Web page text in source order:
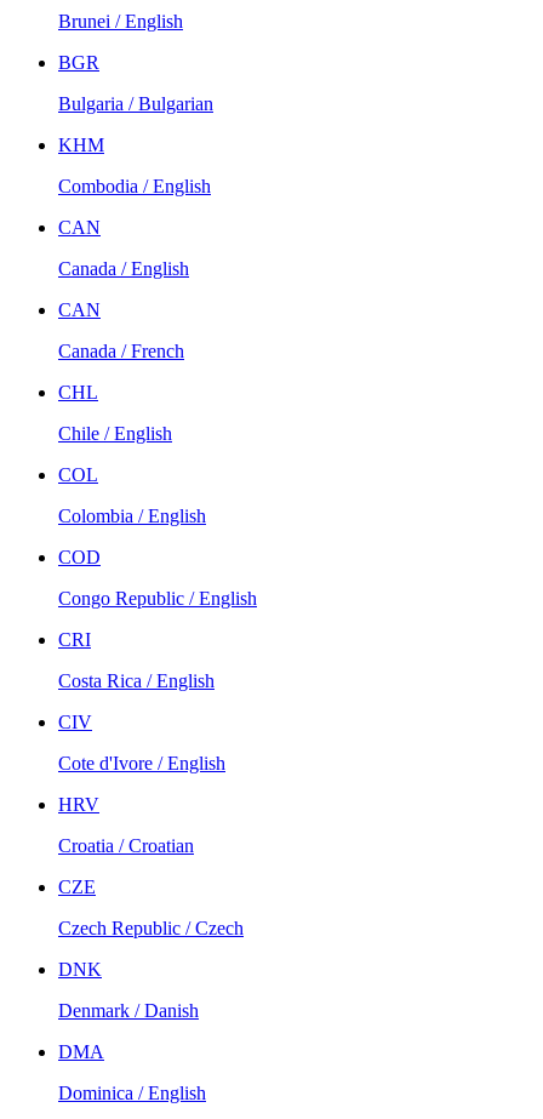
Brunei / English
BGR
Bulgaria / Bulgarian
KHM
Combodia / English
CAN
Canada / English
CAN
Canada / French
CHL
Chile / English
COL
Colombia / English
COD
Congo Republic / English
CRI
Costa Rica / English
CIV
Cote d'Ivore / English
HRV
Croatia / Croatian
CZE
Czech Republic / Czech
DNK
Denmark / Danish
DMA
Dominica / English